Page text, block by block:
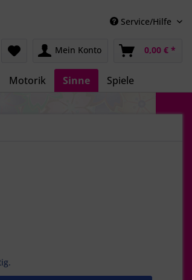
Service/Hilfe
Mein Konto 0,00 € *
Motorik Sinne Spiele